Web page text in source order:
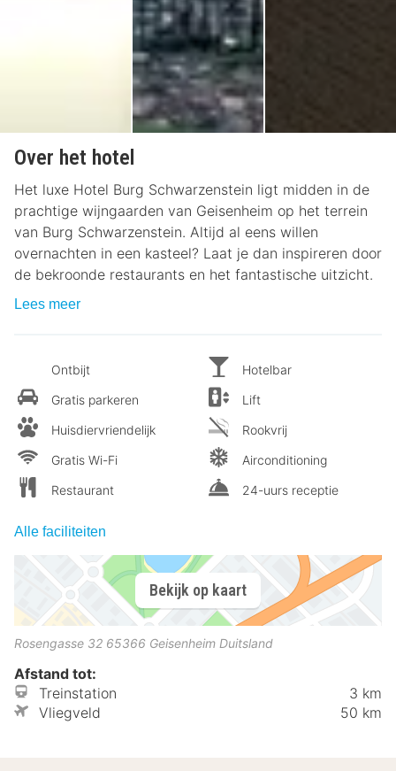
Over het hotel
Het luxe Hotel Burg Schwarzenstein ligt midden in de
prachtige wijngaarden van Geisenheim op het terrein
van Burg Schwarzenstein. Altijd al eens willen
overnachten in een kasteel? Laat je dan inspireren door
de bekroonde restaurants en het fantastische uitzicht.
Lees meer
Ontbijt
Gratis parkeren
Huisdiervriendelijk
Gratis Wi-Fi
Restaurant
Hotelbar
Lift
Rookvrij
Airconditioning
24-uurs receptie
Alle faciliteiten
Bekijk op kaart
Rosengasse 32 65366 Geisenheim Duitsland
Afstand tot:
Treinstation
3 km
Vliegveld
50 km